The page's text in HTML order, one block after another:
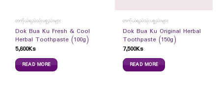
တကိုယ်ရည်သုံးပစ္စည်းများ
Dok Bua Ku Fresh & Cool
Herbal Toothpaste (100g)
5,600Ks
READ MORE
တကိုယ်ရည်သုံးပစ္စည်းများ
Dok Bua Ku Original Herbal
Toothpaste (150g)
7,500Ks
READ MORE